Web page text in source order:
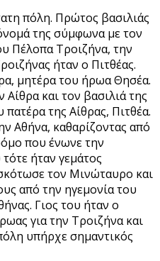
πόλη. Πρώτος βασιλιάς
της σύμφωνα με τον
Πέλοπα Τροιζήνα, την
ήταν ο Πιτθέας.
μητέρα του ήρωα Θησέα.
και τον βασιλιά της
της Αίθρας, Πιτθέα.
Αθήνα, καθαρίζοντας από
που ένωνε την
ήταν γεμάτος
τον Μινώταυρο και
από την ηγεμονία του
Γιος του ήταν ο
για την Τροιζήνα και
υπήρχε σημαντικός